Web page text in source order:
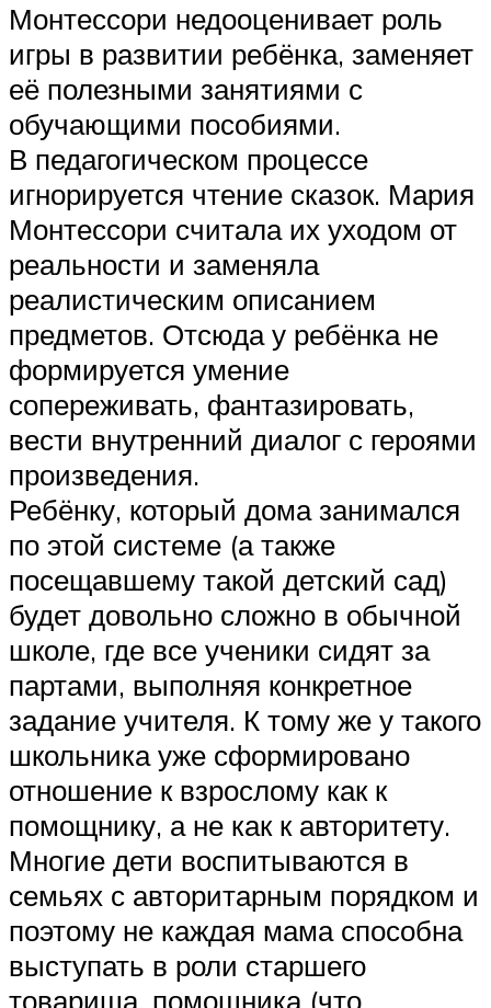
Монтессори недооценивает роль
игры в развитии ребёнка, заменяет
её полезными занятиями с
обучающими пособиями.
В педагогическом процессе
игнорируется чтение сказок. Мария
Монтессори считала их уходом от
реальности и заменяла
реалистическим описанием
предметов. Отсюда у ребёнка не
формируется умение
сопереживать, фантазировать,
вести внутренний диалог с героями
произведения.
Ребёнку, который дома занимался
по этой системе (а также
посещавшему такой детский сад)
будет довольно сложно в обычной
школе, где все ученики сидят за
партами, выполняя конкретное
задание учителя. К тому же у такого
школьника уже сформировано
отношение к взрослому как к
помощнику, а не как к авторитету.
Многие дети воспитываются в
семьях с авторитарным порядком и
поэтому не каждая мама способна
выступать в роли старшего
товарища, помощника (что